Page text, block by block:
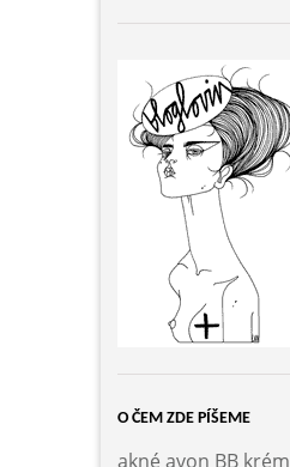
O ČEM ZDE PÍŠEME
akné avon BB krém